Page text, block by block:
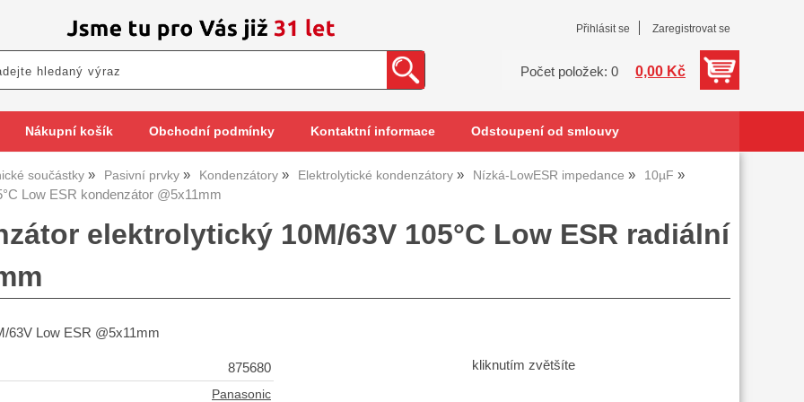
Přihlásit se Zaregistrovat se
Počet položek: 0 0,00 Kč
Nákupní košík Obchodní podmínky Kontaktní informace Odstoupení od smlouvy
součástky Pasivní prvky Kondenzátory Elektrolytické kondenzátory Nízká-LowESR impedance 10µF
Low ESR kondenzátor @5x11mm
elektrolytický 10M/63V 105°C Low ESR radiální
63V Low ESR @5x11mm
kliknutím zvětšíte
875680
Panasonic